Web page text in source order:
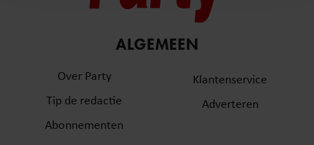
en om ons websiteverkeer te analyseren. Ook delen we
informatie over uw gebruik van onze site met onze
partners voor social media, adverteren en analyse. Deze
informatie die u aan ze heeft verstrekt of die ze hebben
gaat akkoord met onze cookies als u onze website blijft
gebruiken.
ALGEMEEN
Over Party
Tip de redactie
Abonnementen
Klantenservice
Adverteren